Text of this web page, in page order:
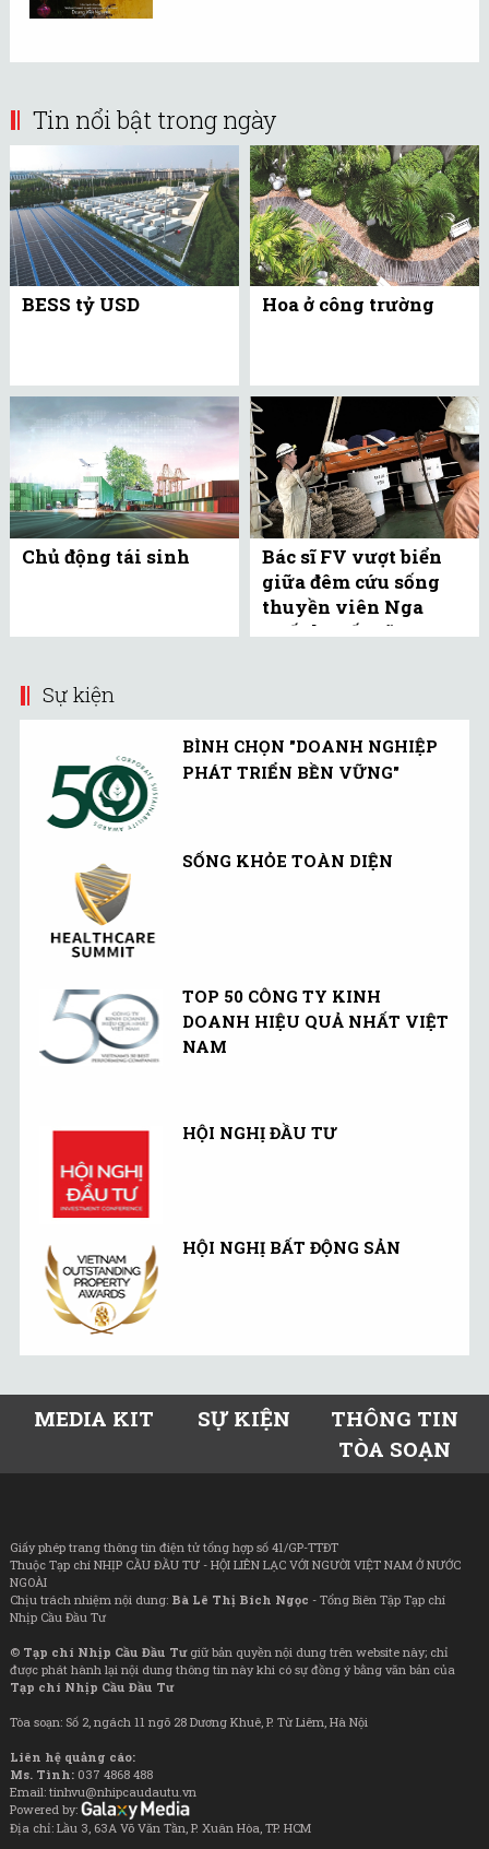
Tin nổi bật trong ngày
BESS tỷ USD Hoa ở công trường
Chủ động tái sinh
Bác sĩ FV vượt biển
giữa đêm cứu sống
thuyền viên Nga
xuất huyết não
Sự kiện
BÌNH CHỌN "DOANH NGHIỆP
PHÁT TRIỂN BỀN VỮNG"
SỐNG KHỎE TOÀN DIỆN
TOP 50 CÔNG TY KINH
DOANH HIỆU QUẢ NHẤT VIỆT
NAM
HỘI NGHỊ ĐẦU TƯ
HỘI NGHỊ BẤT ĐỘNG SẢN
MEDIA KIT SỰ KIỆN
THÔNG TIN
TÒA SOẠN
Giấy phép trang thông tin điện tử tổng hợp số 41/GP-TTĐT
Thuộc Tạp chí NHỊP CẦU ĐẦU TƯ - HỘI LIÊN LẠC VỚI NGƯỜI VIỆT NAM Ở NƯỚC
NGOÀI
Chịu trách nhiệm nội dung: Bà Lê Thị Bích Ngọc - Tổng Biên Tập Tạp chí
Nhịp Cầu Đầu Tư
© Tạp chí Nhịp Cầu Đầu Tưgiữ bản quyền nội dung trên website này; chỉ
được phát hành lại nội dung thông tin này khi có sự đồng ý bằng văn bản của
Tạp chí Nhịp Cầu Đầu Tư
Tòa soạn: Số 2, ngách 11 ngõ 28 Dương Khuê, P. Từ Liêm, Hà Nội
Liên hệ quảng cáo:
Ms. Tình: 037 4868 488
Email: tinhvu@nhipcaudautu.vn
Powered by:
Địa chỉ: Lầu 3, 63A Võ Văn Tần, P. Xuân Hòa, TP. HCM